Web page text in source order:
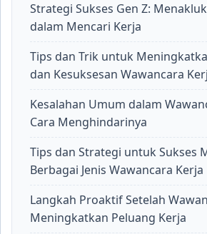
Strategi Sukses Gen Z:
dalam Mencari Kerja
Tips dan Trik untuk
dan Kesuksesan Wawancara
Kesalahan Umum dalam
Cara Menghindarinya
Tips dan Strategi untuk Sukses
Berbagai Jenis Wawancara Kerja
Langkah Proaktif Setelah
Meningkatkan Peluang Kerja